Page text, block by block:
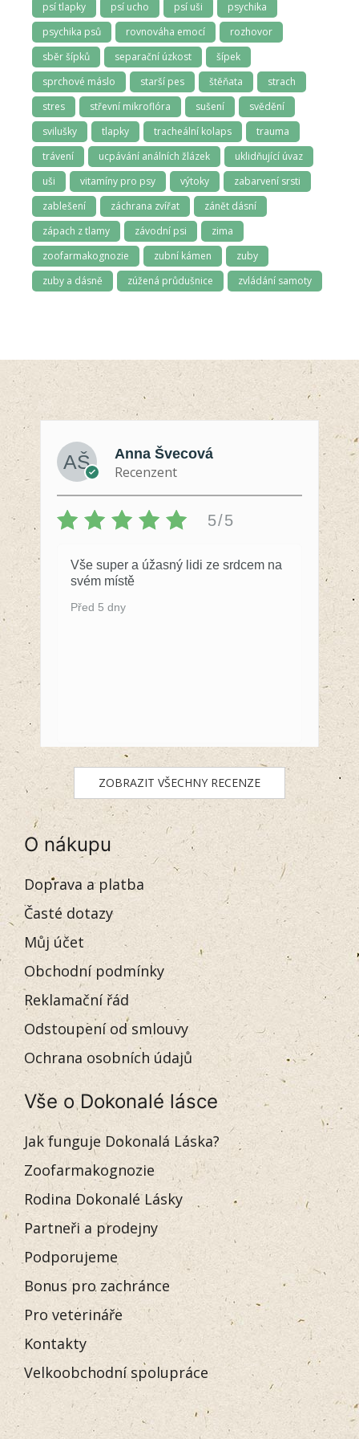
psí tlapky
psí ucho psí uši
psychika
psychika psů
rovnováha emocí
rozhovor
sběr šípků
separační úzkost
šípek
sprchové máslo
starší pes štěňata
strach
stres
střevní mikroflóra sušení
svědění
svilušky
tlapky tracheální kolaps
trauma
trávení
ucpávání análních žlázek
uklidňující úvaz
uši
vitamíny pro psy výtoky
zabarvení srsti
zablešení
záchrana zvířat
zánět dásní
zápach z tlamy
závodní psi
zima
zoofarmakognozie
zubní kámen
zuby
zuby a dásně
zúžená průdušnice zvládání samoty
Anna Švecová
Recenzent
5/5
Vše super a úžasný lidi ze srdcem na
svém místě
Před 5 dny
ZOBRAZIT VŠECHNY RECENZE
O nákupu
Doprava a platba
Časté dotazy
Můj účet
Obchodní podmínky
Reklamační řád
Odstoupení od smlouvy
Ochrana osobních údajů
Vše o Dokonalé lásce
Jak funguje Dokonalá Láska?
Zoofarmakognozie
Rodina Dokonalé Lásky
Partneři a prodejny
Podporujeme
Bonus pro zachránce
Pro veterináře
Kontakty
Velkoobchodní spolupráce